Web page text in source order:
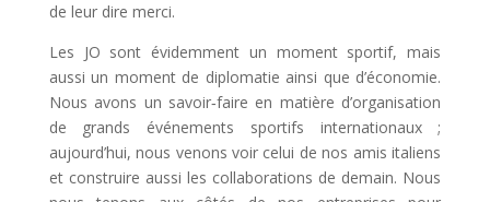
de leur dire merci.
Les JO sont évidemment un moment sportif, mais
aussi un moment de diplomatie ainsi que d’économie.
Nous avons un savoir‑faire en matière d’organisation
de grands événements sportifs internationaux ;
aujourd’hui, nous venons voir celui de nos amis italiens
et construire aussi les collaborations de demain. Nous